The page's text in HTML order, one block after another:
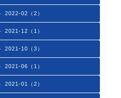
2022-02（2）
2021-12（1）
2021-10（3）
2021-06（1）
2021-01（2）